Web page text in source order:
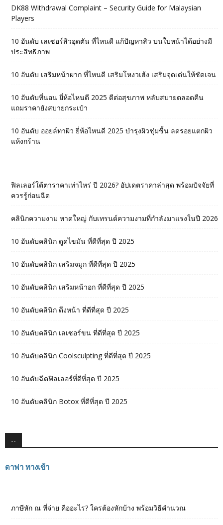
DK88 Withdrawal Complaint – Security Guide for Malaysian
Players
10 อันดับ เลเซอร์สิวอุดตัน ที่ไหนดี แก้ปัญหาสิว บนใบหน้าได้อย่างมี
ประสิทธิภาพ
10 อันดับ เสริมหน้าผาก ที่ไหนดี เสริมโหงวเฮ้ง เสริมจุดเด่นให้ชัดเจน
10 อันดับที่นอน ยี่ห้อไหนดี 2025 ดีต่อสุขภาพ หลับสบายตลอดคืน
แถมราคายังสบายกระเป๋า
10 อันดับ ออยล์ทาผิว ยี่ห้อไหนดี 2025 บำรุงผิวชุ่มชื้น ลดรอยแตกผิว
แห้งกร้าน
ฟิลเลอร์ใต้ตาราคาเท่าไหร่ ปี 2026? อัปเดตราคาล่าสุด พร้อมปัจจัยที่
ควรรู้ก่อนฉีด
คลินิกความงาม หาดใหญ่ กับเทรนด์ความงามที่กำลังมาแรงในปี 2026
10 อันดับคลินิก ดูดไขมัน ที่ดีที่สุด ปี 2025
10 อันดับคลินิก เสริมจมูก ที่ดีที่สุด ปี 2025
10 อันดับคลินิก เสริมหน้าอก ที่ดีที่สุด ปี 2025
10 อันดับคลินิก ดึงหน้า ที่ดีที่สุด ปี 2025
10 อันดับคลินิก เลเซอร์ขน ที่ดีที่สุด ปี 2025
10 อันดับคลินิก Coolsculpting ที่ดีที่สุด ปี 2025
10 อันดับฉีดฟิลเลอร์ที่ดีที่สุด ปี 2025
10 อันดับคลินิก Botox ที่ดีที่สุด ปี 2025
--
ดาฟา ทางเข้า
ภาษีหัก ณ ที่จ่าย คืออะไร? ใครต้องหักบ้าง พร้อมวิธีคำนวณ